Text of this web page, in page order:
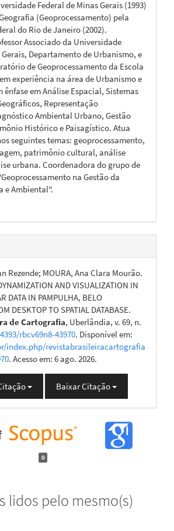
Federal de Minas Gerais (1993)
(Geoprocessamento) pela
do Rio de Janeiro (2002).
Associado da Universidade
Gerais, Departamento de Urbanismo, e
de Geoprocessamento da Escola
experiência na área de Urbanismo e
ênfase em Análise Espacial, Sistemas
Representação
Ambiental Urbano, Gestão
Histórico e Paisagístico. Atua
seguintes temas: geoprocessamento,
patrimônio cultural, análise
urbana. Coordenadora do grupo de
na Gestão da
e Ambiental".
Rezende; MOURA, Ana Clara Mourão.
AND VISUALIZATION IN
DATA IN PAMPULHA, BELO
DESKTOP TO SPATIAL DATABASE.
de Cartografia, Uberlândia, v. 69, n.
rbcv69n8-43970. Disponível em:
index.php/revistabrasileiracartografia
. Acesso em: 6 ago. 2026.
Baixar Citação
0
lidos pelo mesmo(s)